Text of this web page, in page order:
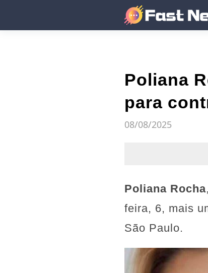
Poliana
para
08/08/2025
Poliana Rocha
feira, 6, mais
São Paulo.